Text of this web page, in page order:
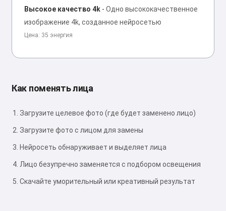
Высокое качество 4k - Одно высококачественное
изображение 4k, созданное нейросетью
Цена: 35 энергия
Как поменять лица
Загрузите целевое фото (где будет заменено лицо)
Загрузите фото с лицом для замены
Нейросеть обнаруживает и выделяет лица
Лицо безупречно заменяется с подбором освещения
Скачайте уморительный или креативный результат